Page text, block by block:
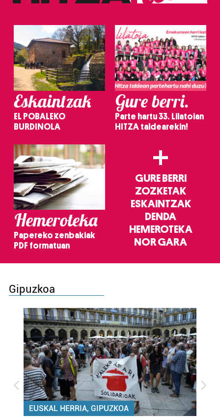
Eskaintzak
EL POBALEKO
BURDINOLA
Gure berri.
Parte hartu 33. Lilatoian
HITZA taldearekin!
Hemeroteka
Papereko zenbakiak
PDF formatuan
+
GURE BERRI
ZOZKETAK
ESKAINTZAK
DENDA
HEMEROTEKA
NOR GARA
Gipuzkoa
EUSKAL HERRIA, GIPUZKOA